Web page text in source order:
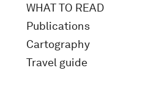
WHAT TO READ
Publications
Cartography
Travel guide